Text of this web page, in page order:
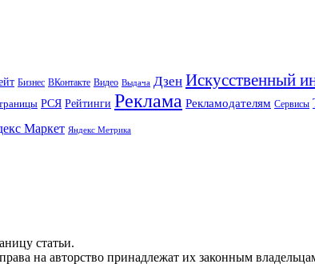
Бизнес ВКонтакте Видео Выдача Дзен Искусственный
РСЯ Рейтинги Реклама Рекламодателям Сервисы
Маркет Яндекс Метрика
статьи.
на авторство принадлежат их законным